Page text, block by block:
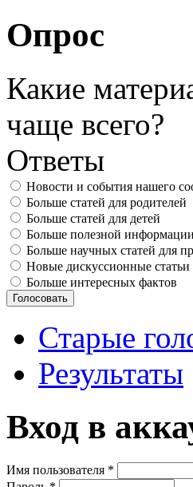
Опрос
Какие
чаще всего?
Ответы
Новости и события нашего
Больше статей для родителей
Больше статей для детей
Больше полезной
Больше научных статей для
Новые дискуссионные статьи
Больше интересных фактов
Старые
Результаты
Вход в
Имя пользователя *